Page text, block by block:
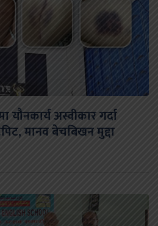
अस्वीकार गर्दा
मानव बेचबिखन मुद्दा